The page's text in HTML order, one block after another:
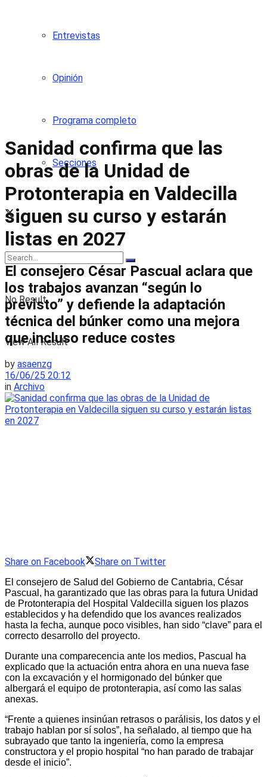
Entrevistas
Opinión
Programa completo
Secciones
No Result
View All Result
Sanidad confirma que las
obras de la Unidad de
Protonterapia en Valdecilla
siguen su curso y estarán
listas en 2027
El consejero César Pascual aclara que
los trabajos avanzan “según lo
previsto” y defiende la adaptación
técnica del búnker como una mejora
que incluso reduce costes
by asaenzg
16/06/25 20:12
in Archivo
Share on Facebook Share on Twitter
El consejero de Salud del Gobierno de Cantabria, César
Pascual, ha garantizado que las obras para la futura Unidad
de Protonterapia del Hospital Valdecilla siguen los plazos
establecidos y ha defendido que los avances realizados
hasta la fecha, aunque poco visibles, han sido “clave” para el
correcto desarrollo del proyecto.
Durante una comparecencia ante los medios, Pascual ha
explicado que la actuación entra ahora en una nueva fase
con la excavación y el hormigonado del búnker que
albergará el equipo de protonterapia, así como las salas
anexas.
“Frente a quienes insinúan retrasos o parálisis, los datos y el
trabajo hablan por sí solos”, ha señalado, al tiempo que ha
subrayado que tanto la ingeniería, como la empresa
constructora y el propio hospital “no han parado de trabajar
desde el inicio”.